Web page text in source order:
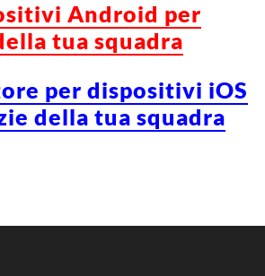
Android per
tua squadra
per dispositivi iOS
della tua squadra